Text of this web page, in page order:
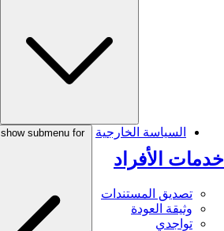
خدمات الأفراد
تصديق المستندات
وثيقة العودة
تواجدي
السياسة الخارجية show submenu for السياسة الخارجية